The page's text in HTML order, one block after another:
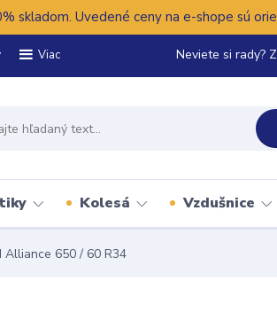
skladom. Uvedené ceny na e-shope sú
Viac Neviete si rady?
Kolesá Vzdušnice
Alliance 650 / 60 R34